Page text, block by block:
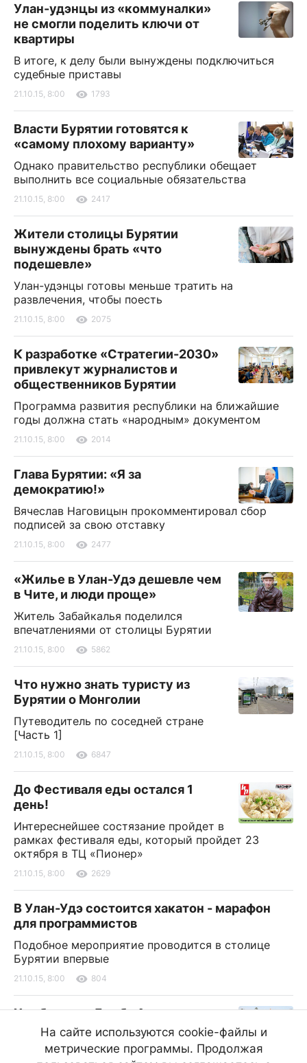
Улан-удэнцы из «коммуналки»
не смогли поделить ключи от
квартиры
В итоге, к делу были вынуждены подключиться
судебные приставы
21.10.15, 8:00 1793
Власти Бурятии готовятся к
«самому плохому варианту»
Однако правительство республики обещает
выполнить все социальные обязательства
21.10.15, 8:00 2417
Жители столицы Бурятии
вынуждены брать «что
подешевле»
Улан-удэнцы готовы меньше тратить на
развлечения, чтобы поесть
21.10.15, 8:00 2075
К разработке «Стратегии-2030»
привлекут журналистов и
общественников Бурятии
Программа развития республики на ближайшие
годы должна стать «народным» документом
21.10.15, 8:00 2014
Глава Бурятии: «Я за
демократию!»
Вячеслав Наговицын прокомментировал сбор
подписей за свою отставку
21.10.15, 8:00 2477
«Жилье в Улан-Удэ дешевле чем
в Чите, и люди проще»
Житель Забайкалья поделился
впечатлениями от столицы Бурятии
21.10.15, 8:00 5862
Что нужно знать туристу из
Бурятии о Монголии
Путеводитель по соседней стране
[Часть 1]
21.10.15, 8:00 6847
До Фестиваля еды остался 1
день!
Интереснейшее состязание пройдет в
рамках фестиваля еды, который пройдет 23
октября в ТЦ «Пионер»
21.10.15, 8:00 2629
В Улан-Удэ состоится хакатон - марафон
для программистов
Подобное мероприятие проводится в столице
Бурятии впервые
21.10.15, 8:00 804
Хамбо-лама Дамба Аюшеев
освятит петербургскую землю
Глава буддийской Сангхи проведет молебен в
На сайте используются cookie-файлы и
метрические программы. Продолжая